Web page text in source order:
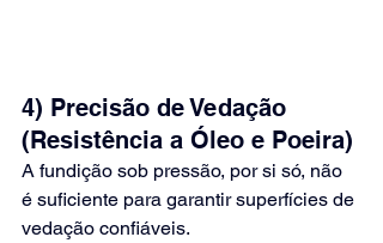
4) Precisão de Vedação
(Resistência a Óleo e Poeira)
A fundição sob pressão, por si só, não
é suficiente para garantir superfícies de
vedação confiáveis.